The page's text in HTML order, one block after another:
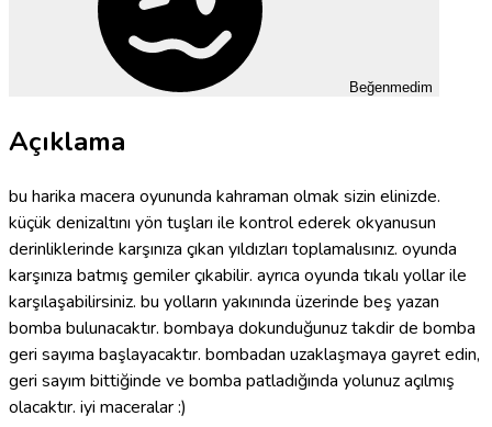
Beğenmedim
Açıklama
bu harika macera oyununda kahraman olmak sizin elinizde.
küçük denizaltını yön tuşları ile kontrol ederek okyanusun
derinliklerinde karşınıza çıkan yıldızları toplamalısınız. oyunda
karşınıza batmış gemiler çıkabilir. ayrıca oyunda tıkalı yollar ile
karşılaşabilirsiniz. bu yolların yakınında üzerinde beş yazan
bomba bulunacaktır. bombaya dokunduğunuz takdir de bomba
geri sayıma başlayacaktır. bombadan uzaklaşmaya gayret edin,
geri sayım bittiğinde ve bomba patladığında yolunuz açılmış
olacaktır. iyi maceralar :)